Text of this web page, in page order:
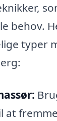
behov.
typer
at